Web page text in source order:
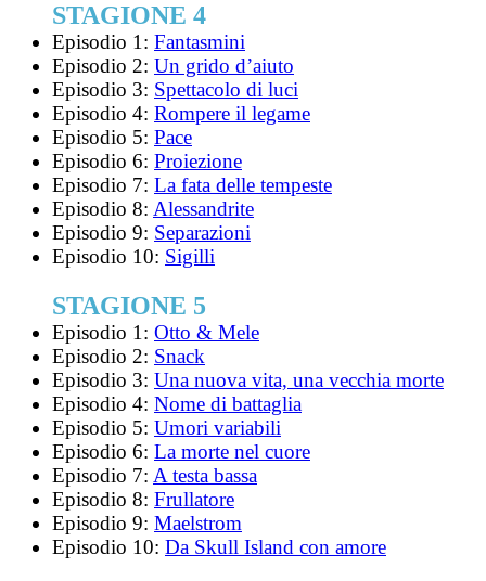
STAGIONE 4
Episodio 1: Fantasmini
Episodio 2: Un grido d’aiuto
Episodio 3: Spettacolo di luci
Episodio 4: Rompere il legame
Episodio 5: Pace
Episodio 6: Proiezione
Episodio 7: La fata delle tempeste
Episodio 8: Alessandrite
Episodio 9: Separazioni
Episodio 10: Sigilli
STAGIONE 5
Episodio 1: Otto & Mele
Episodio 2: Snack
Episodio 3: Una nuova vita, una vecchia morte
Episodio 4: Nome di battaglia
Episodio 5: Umori variabili
Episodio 6: La morte nel cuore
Episodio 7: A testa bassa
Episodio 8: Frullatore
Episodio 9: Maelstrom
Episodio 10: Da Skull Island con amore